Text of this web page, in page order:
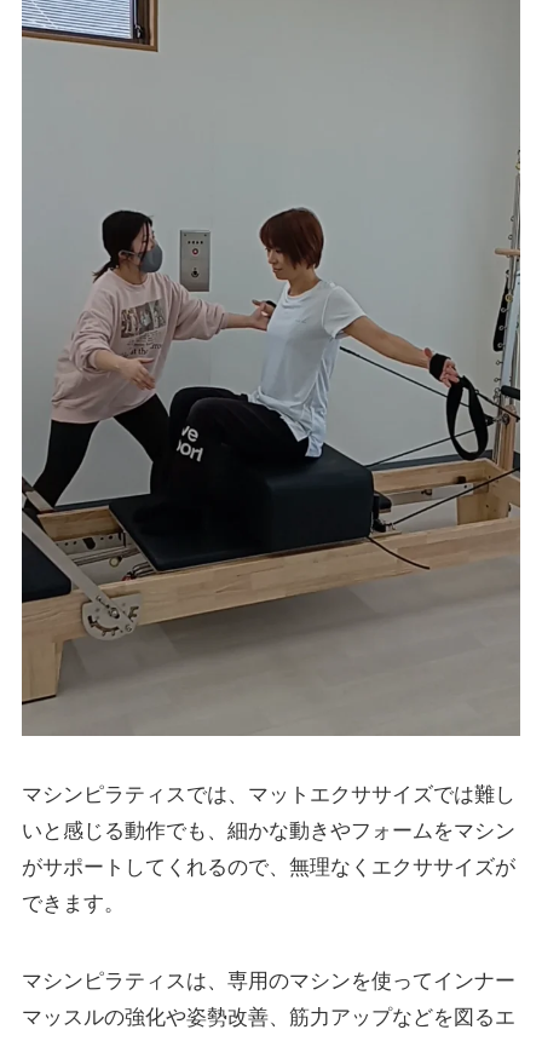
マシンピラティスでは、マットエクササイズでは難し
いと感じる動作でも、細かな動きやフォームをマシン
がサポートしてくれるので、無理なくエクササイズが
できます。
マシンピラティスは、専用のマシンを使ってインナー
マッスルの強化や姿勢改善、筋力アップなどを図るエ